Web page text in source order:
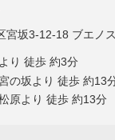
宮坂3-12-18 ブエノ
り 徒歩 約3分
の坂より 徒歩 約13
原より 徒歩 約13分